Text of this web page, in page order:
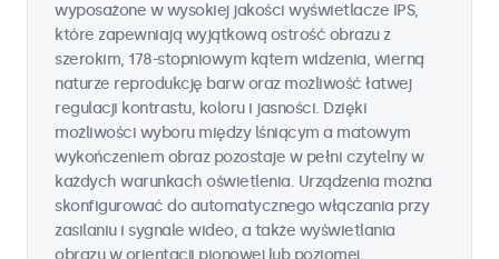
wyposażone w wysokiej jakości wyświetlacze IPS,
które zapewniają wyjątkową ostrość obrazu z
szerokim, 178-stopniowym kątem widzenia, wierną
naturze reprodukcję barw oraz możliwość łatwej
regulacji kontrastu, koloru i jasności. Dzięki
możliwości wyboru między lśniącym a matowym
wykończeniem obraz pozostaje w pełni czytelny w
każdych warunkach oświetlenia. Urządzenia można
skonfigurować do automatycznego włączania przy
zasilaniu i sygnale wideo, a także wyświetlania
obrazu w orientacji pionowej lub poziomej.